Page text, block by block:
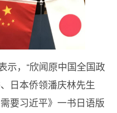
示，“欣闻原中国全国政
日本侨领潘庆林先生
要习近平》一书日语版